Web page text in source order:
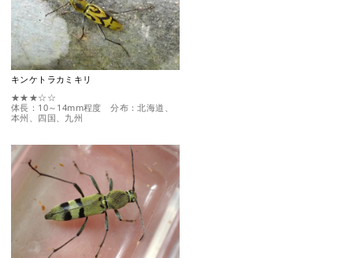
キンケトラカミキリ
★★★☆☆
体長：10～14mm程度 分布：北海道、
本州、四国、九州